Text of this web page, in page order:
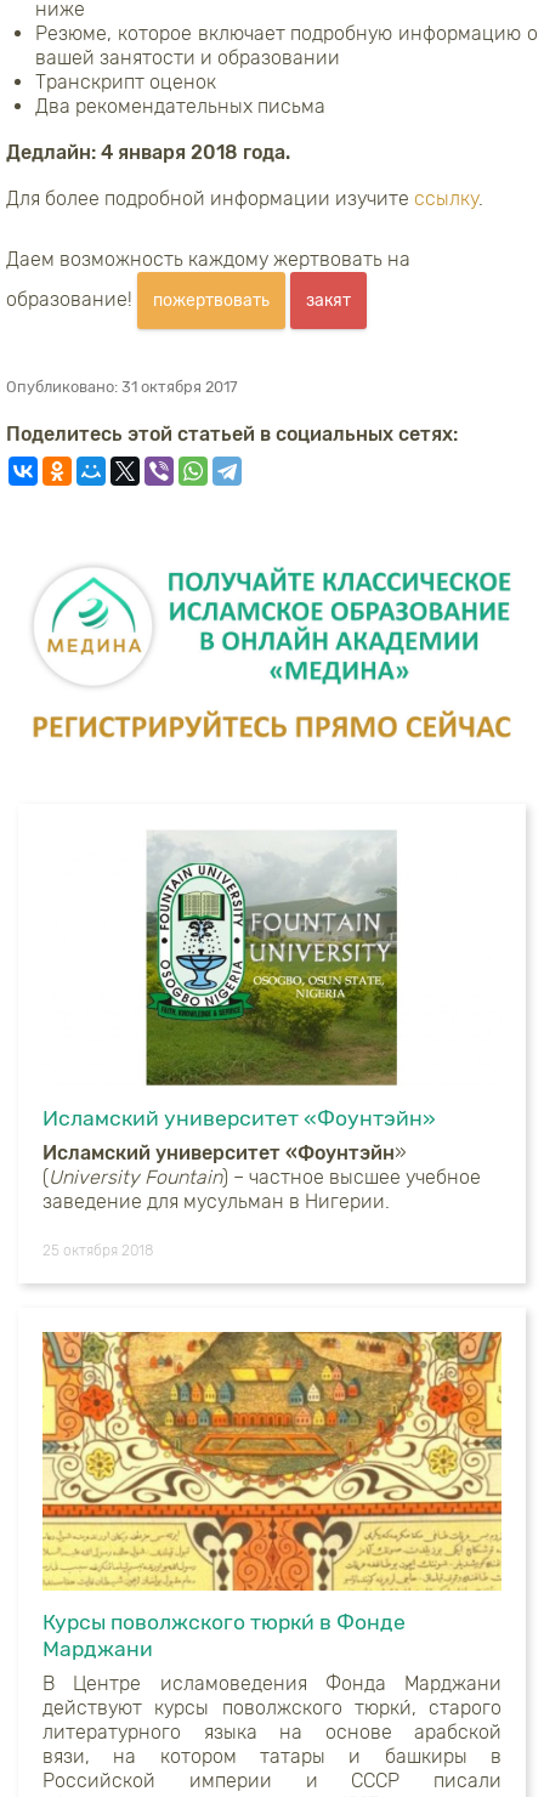
ниже
Резюме, которое включает подробную информацию о
вашей занятости и образовании
Транскрипт оценок
Два рекомендательных письма
Дедлайн: 4 января 2018 года.
Для более подробной информации изучите ссылку.
Даем возможность каждому жертвовать на
образование!
пожертвовать закят
Опубликовано: 31 октября 2017
Поделитесь этой статьей в социальных сетях:
Исламский университет «Фоунтэйн»
Исламский университет «Фоунтэйн»
(University Fountain) – частное высшее учебное
заведение для мусульман в Нигерии.
25 октября 2018
Курсы поволжского тюрки́ в Фонде
Марджани
В Центре исламоведения Фонда Марджани
действуют курсы поволжского тюрки́, старого
литературного языка на основе арабской
вязи, на котором татары и башкиры в
Российской империи и СССР писали